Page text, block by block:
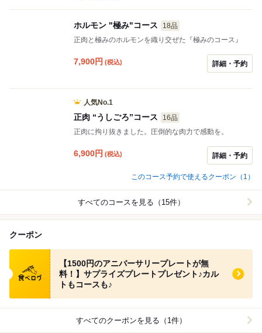
ホルモン "極み"コース
18品
正肉と極みのホルモンを織り交ぜた『極みのコース』
7,900円 (税込) 詳細・予約
人気No.1
正肉 “うしごろ”コース
16品
正肉に拘り抜きました。圧倒的な肉力で感動を。
6,900円 (税込) 詳細・予約
このコース予約で使えるクーポン（1）
すべてのコースを見る（15件）
クーポン
食べログ クーポン
【1500円のアニバーサリープレートが無
料！】サプライズプレートプレゼント♪カル
トもコースも♪
すべてのクーポンを見る（1件）